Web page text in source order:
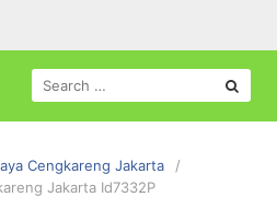
SEARCH
FOR:
Cengkareng Jakarta
Jakarta Id7332P